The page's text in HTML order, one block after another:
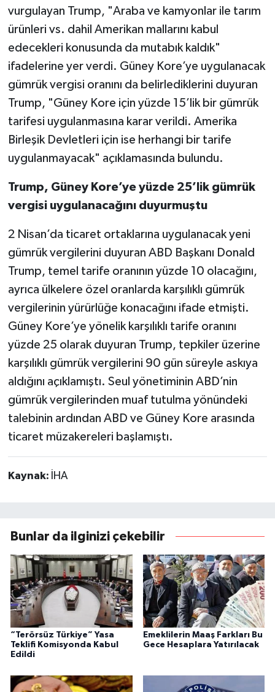
vurgulayan Trump, "Araba ve kamyonlar ile tarım
ürünleri vs. dahil Amerikan mallarını kabul
edecekleri konusunda da mutabık kaldık"
ifadelerine yer verdi. Güney Kore’ye uygulanacak
gümrük vergisi oranını da belirlediklerini duyuran
Trump, "Güney Kore için yüzde 15’lik bir gümrük
tarifesi uygulanmasına karar verildi. Amerika
Birleşik Devletleri için ise herhangi bir tarife
uygulanmayacak" açıklamasında bulundu.
Trump, Güney Kore’ye yüzde 25’lik gümrük
vergisi uygulanacağını duyurmuştu
2 Nisan’da ticaret ortaklarına uygulanacak yeni
gümrük vergilerini duyuran ABD Başkanı Donald
Trump, temel tarife oranının yüzde 10 olacağını,
ayrıca ülkelere özel oranlarda karşılıklı gümrük
vergilerinin yürürlüğe konacağını ifade etmişti.
Güney Kore’ye yönelik karşılıklı tarife oranını
yüzde 25 olarak duyuran Trump, tepkiler üzerine
karşılıklı gümrük vergilerini 90 gün süreyle askıya
aldığını açıklamıştı. Seul yönetiminin ABD’nin
gümrük vergilerinden muaf tutulma yönündeki
talebinin ardından ABD ve Güney Kore arasında
ticaret müzakereleri başlamıştı.
Kaynak: İHA
Bunlar da ilginizi çekebilir
“Terörsüz Türkiye” Yasa
Teklifi Komisyonda Kabul
Edildi
Emeklilerin Maaş Farkları Bu
Gece Hesaplara Yatırılacak